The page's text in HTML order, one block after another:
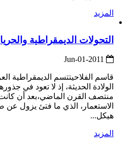
المزيد
التحولات الديمقراطية
قاسم الفلاحيتتسم الديمقراطية
الولادة الحديثة، إذ لا تعود في
منتصف القرن الماضي،بعد أن
الاستعمار، الذي ما فتئ يزول
هيكل...
المزيد